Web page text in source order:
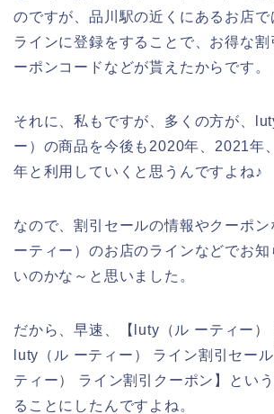
のですが、品川駅の近くにあるお店
ラインに登録をすることで、お得な割
ーポンコードなどが貰えたからです。
それに、私もですが、多くの方が、
ー）の商品を今後も2020年、2021年
年と利用していくと思うんですよね♪
なので、割引セールの情報やクーポ
ーティー）のお店のラインなどでお知
いのかな～と思いました。
だから、早速、【luty（ル ーティー）
luty（ル ーティー） ライン割引セー
ティー） ライン割引クーポン】とい
ることにしたんですよね。